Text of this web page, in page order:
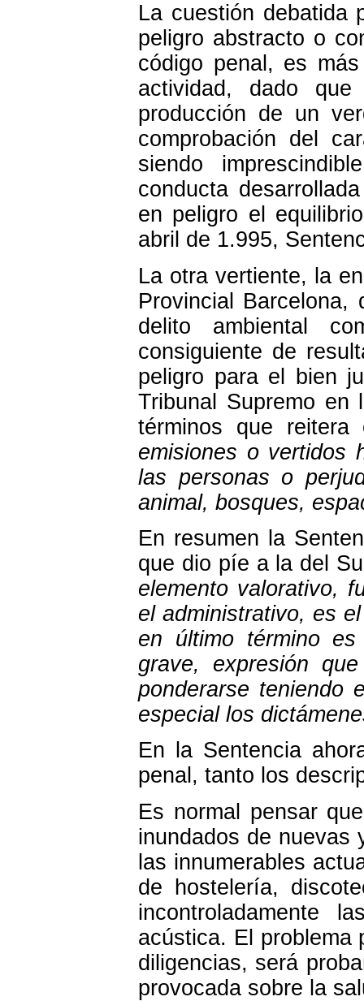
La cuestión debatida
peligro abstracto o
código penal, es
actividad, dado
producción de un
comprobación del
siendo
conducta
en peligro el
abril de 1.995,
La otra vertiente, la
Provincial
delito ambiental
consiguiente de
peligro para el bien
Tribunal Supremo
términos que
emisiones o vertidos
las personas o
animal, bosques,
En resumen la
que dio píe a la del
elemento valorativo,
el administrativo, es
en último término
grave, expresión
ponderarse teniendo
especial los
En la Sentencia
penal, tanto los
Es normal pensar
inundados de nuevas
las innumerables
de hostelería,
incontroladamente
acústica. El problema
diligencias, será
provocada sobre la